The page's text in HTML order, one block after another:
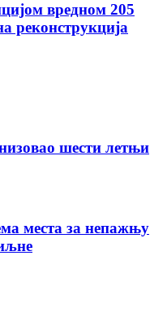
вредном 205
реконструкција
шести летњи
места за непажњу